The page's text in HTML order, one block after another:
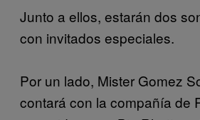
Junto a ellos, estarán dos
con invitados especiales.
Por un lado, Mister Gomez
contará con la compañía de